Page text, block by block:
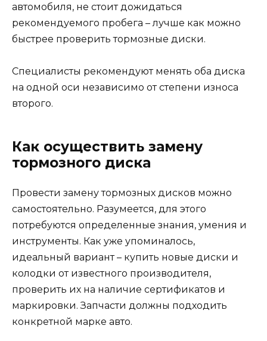
автомобиля, не стоит дожидаться
рекомендуемого пробега – лучше как можно
быстрее проверить тормозные диски.
Специалисты рекомендуют менять оба диска
на одной оси независимо от степени износа
второго.
Как осуществить замену
тормозного диска
Провести замену тормозных дисков можно
самостоятельно. Разумеется, для этого
потребуются определенные знания, умения и
инструменты. Как уже упоминалось,
идеальный вариант – купить новые диски и
колодки от известного производителя,
проверить их на наличие сертификатов и
маркировки. Запчасти должны подходить
конкретной марке авто.